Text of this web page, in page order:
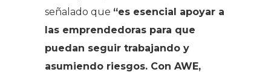
señalado que “es esencial apoyar a
las emprendedoras para que
puedan seguir trabajando y
asumiendo riesgos. Con AWE,